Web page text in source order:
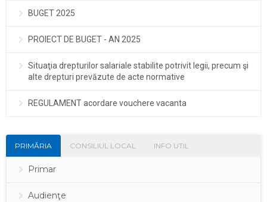
BUGET 2025
PROIECT DE BUGET - AN 2025
Situaţia drepturilor salariale stabilite potrivit legii, precum şi
alte drepturi prevăzute de acte normative
REGULAMENT acordare vouchere vacanta
PRIMĂRIA CONSILIUL LOCAL INFO UTIL
Primar
Audienţe